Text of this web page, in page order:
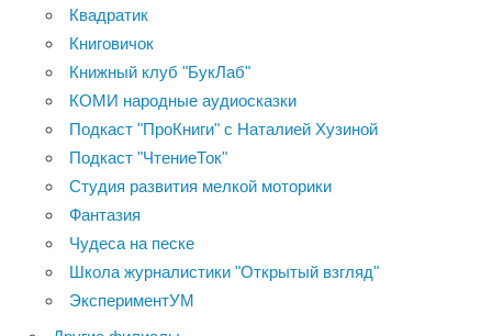
Квадратик
Книговичок
Книжный клуб "БукЛаб"
КОМИ народные аудиосказки
Подкаст "ПроКниги" с Наталией Хузиной
Подкаст "ЧтениеТок"
Студия развития мелкой моторики
Фантазия
Чудеса на песке
Школа журналистики "Открытый взгляд"
ЭкспериментУМ